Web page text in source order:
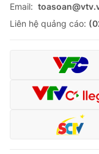
Email:
Liên hệ quảng cáo: